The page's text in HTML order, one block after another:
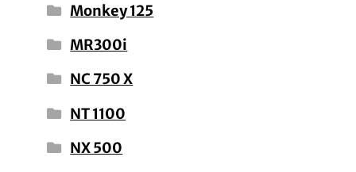
Monkey 125
MR300i
NC 750 X
NT 1100
NX 500